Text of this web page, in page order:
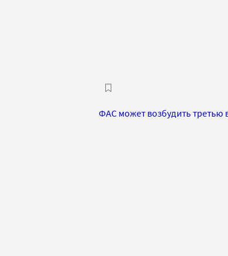
ФАС может возбудить третью